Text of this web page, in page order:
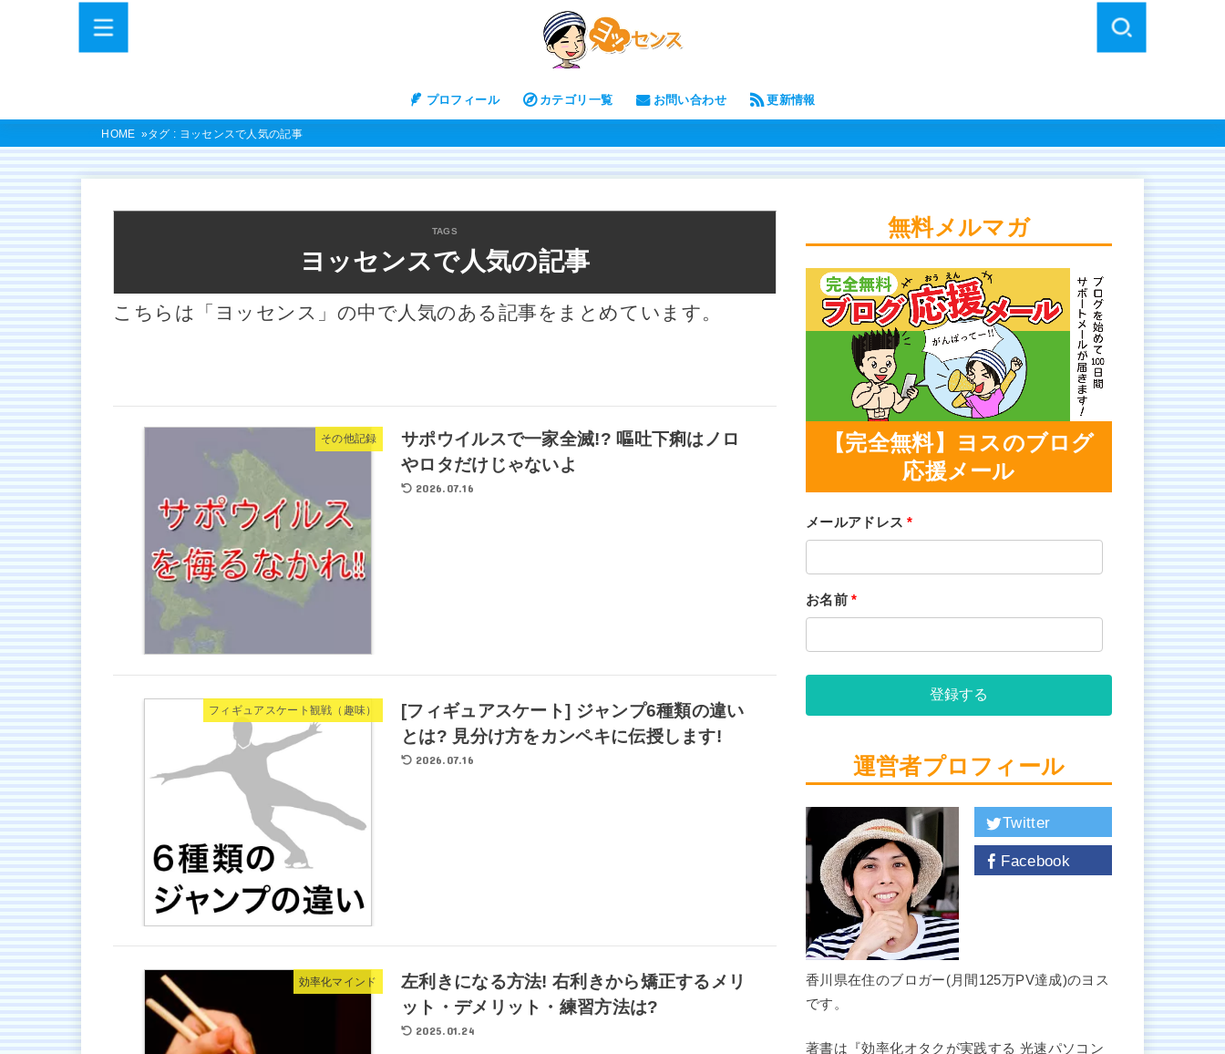
プロフィール カテゴリ一覧 お問い合わせ 更新情報
HOME タグ : ヨッセンスで人気の記事
ヨッセンスで人気の記事
こちらは「ヨッセンス」の中で人気のある記事をまとめています。
その他記録
サポウイルスで一家全滅!? 嘔吐下痢はノロ
やロタだけじゃないよ
2026.07.16
フィギュアスケート観戦（趣味）
[フィギュアスケート] ジャンプ6種類の違い
とは? 見分け方をカンペキに伝授します!
2026.07.16
効率化マインド
左利きになる方法! 右利きから矯正するメリ
ット・デメリット・練習方法は?
2025.01.24
無料メルマガ
【完全無料】ヨスのブログ
応援メール
メールアドレス*
お名前*
登録する
運営者プロフィール
Twitter
Facebook
香川県在住のブロガー(月間125万PV達成)のヨス
です。
著書は『効率化オタクが実践する 光速パソコン